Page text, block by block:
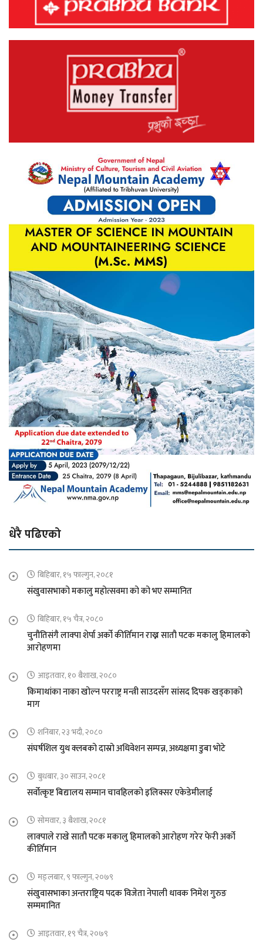
धेरै पढिएको
बिहिबार, १५ फाल्गुन, २०८१
संखुवासभाको मकालु महोत्सवमा को को भए सम्मानित
बिहिबार, १५ चैत्र, २०८०
चुनौतिसंगै लाक्पा शेर्पा अर्को कीर्तिमान राख्न सातौ पटक मकालु हिमालको
आरोहणमा
आइतवार, १० बैशाख, २०८०
किमाथांका नाका खोल्न परराष्ट्र मन्त्री साउदसँग सांसद दिपक खड्काको
माग
शनिबार, २३ भदौ, २०८०
संघर्षशिल युथ क्लबको दास्रो अधिवेशन सम्पन्न, अध्यक्षमा डुबा भोटे
बुधबार, ३० साउन, २०८१
सर्वोत्कृष्ट बिद्यालय सम्मान चावहिलको इलिक्सर एकेडेमीलाई
सोमवार, ३ बैशाख, २०८१
लाक्पाले राखे सातौ पटक मकालु हिमालको आरोहण गरेर फेरी अर्को
कीर्तिमान
मङ्लबार, ९ फाल्गुन, २०७९
संखुवासभाका अन्तराष्ट्रिय पदक विजेता नेपाली धावक निमेश गुरुङ
सम्ममानित
आइतवार, १९ चैत्र, २०७९